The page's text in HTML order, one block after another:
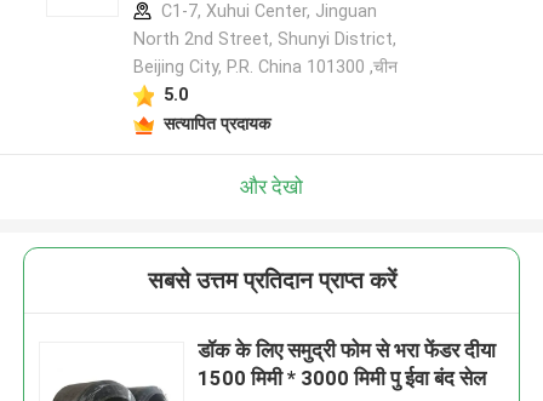
C1-7, Xuhui Center, Jinguan
North 2nd Street, Shunyi District,
Beijing City, P.R. China 101300 ,चीन
5.0
सत्यापित प्रदायक
और देखो
सबसे उत्तम प्रतिदान प्राप्त करें
डॉक के लिए समुद्री फोम से भरा फेंडर दीया
1500 मिमी * 3000 मिमी पु ईवा बंद सेल